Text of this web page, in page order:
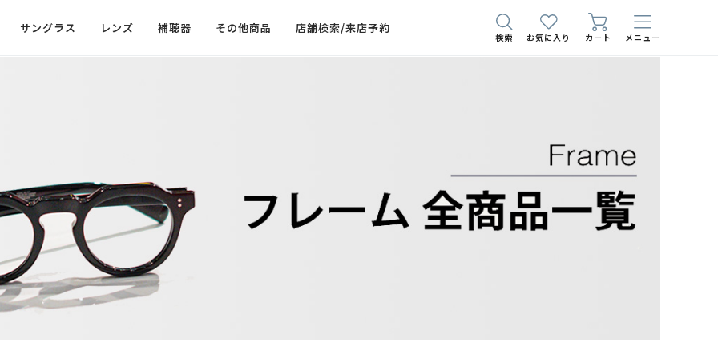
サングラス レンズ 補聴器 その他商品 店舗検索/来店予約
検索 お気に入り カート メニュー